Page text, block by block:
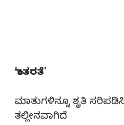
'ಕಾತರತೆ'
ಮಾತುಗಳಿನ್ನೂ ಶೃತಿ
ತಲ್ಲೀನವಾಗಿದೆ